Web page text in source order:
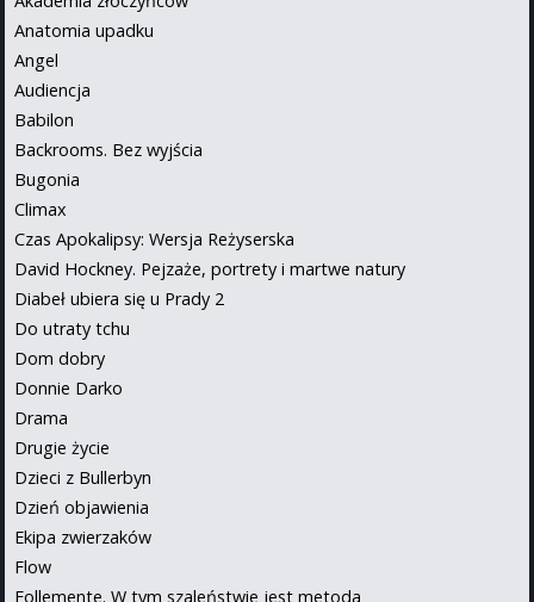
Anatomia upadku
Angel
Audiencja
Babilon
Backrooms. Bez wyjścia
Bugonia
Climax
Czas Apokalipsy: Wersja Reżyserska
David Hockney. Pejzaże, portrety i martwe natury
Diabeł ubiera się u Prady 2
Do utraty tchu
Dom dobry
Donnie Darko
Drama
Drugie życie
Dzieci z Bullerbyn
Dzień objawienia
Ekipa zwierzaków
Flow
Follemente. W tym szaleństwie jest metoda